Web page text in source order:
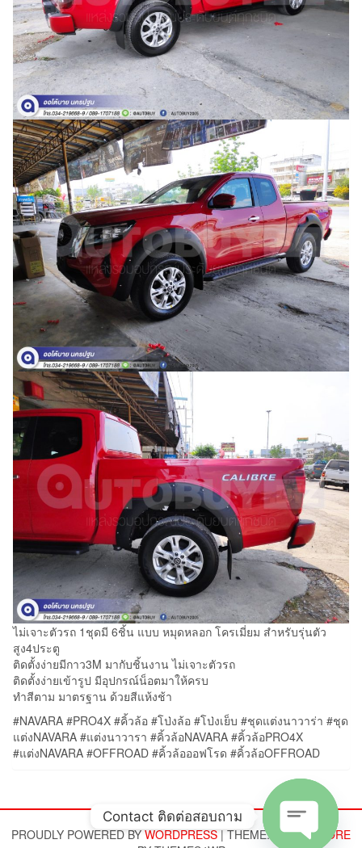
ไม่เจาะตัวรถ 1ชุดมี 6ชิ้น แบบ หมุดหลอก โครเมี่ยม สำหรับรุ่นตัว
สูง4ประตู
ติดตั้งง่ายมีกาว3M มากับชิ้นงาน ไม่เจาะตัวรถ
ติดตั้งง่ายเข้ารูป มีอุปกรณ์น็อตมาให้ครบ
ทำสีตาม มาตรฐาน ด้วยสีแห้งช้า
#NAVARA #PRO4X #คิ้วล้อ #โป่งล้อ #โป่งเย็บ #ชุดแต่งนาวาร่า #ชุด
แต่งNAVARA #แต่งนาวารา #คิ้วล้อNAVARA #คิ้วล้อPRO4X
#แต่งNAVARA #OFFROAD #คิ้วล้อออฟโรด #คิ้วล้อOFFROAD
PROUDLY POWERED BYWORDPRESS | THEME:
ALPHA STORE
Contact ติดต่อสอบถาม